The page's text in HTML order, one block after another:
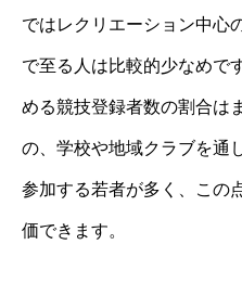
ではレクリエーション中心
で至る人は比較的少なめで
める競技登録者数の割合は
の、学校や地域クラブを通
参加する若者が多く、この
価できます。